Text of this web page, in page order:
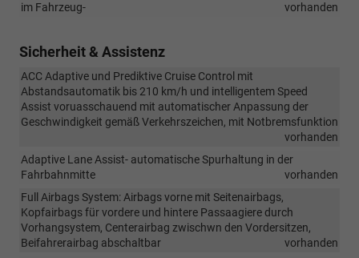
im Fahrzeug-
vorhanden
Sicherheit & Assistenz
ACC Adaptive und Prediktive Cruise Control mit
Abstandsautomatik bis 210 km/h und intelligentem Speed
Assist voruasschauend mit automatischer Anpassung der
Geschwindigkeit gemäß Verkehrszeichen, mit Notbremsfunktion
vorhanden
Adaptive Lane Assist- automatische Spurhaltung in der
Fahrbahnmitte
vorhanden
Full Airbags System: Airbags vorne mit Seitenairbags,
Kopfairbags für vordere und hintere Passaagiere durch
Vorhangsystem, Centerairbag zwischwn den Vordersitzen,
Beifahrerairbag abschaltbar
vorhanden